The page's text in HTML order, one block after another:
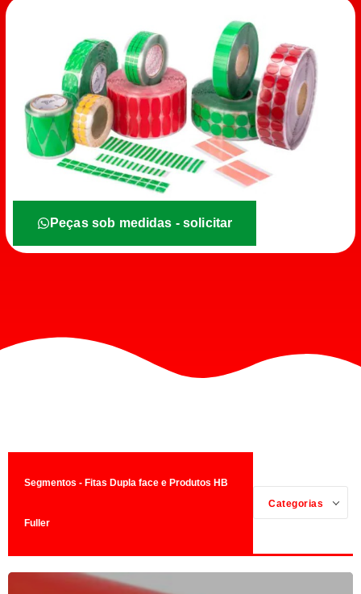
Peças sob medidas - solicitar
Segmentos - Fitas Dupla face e Produtos HB
Fuller
Categorias